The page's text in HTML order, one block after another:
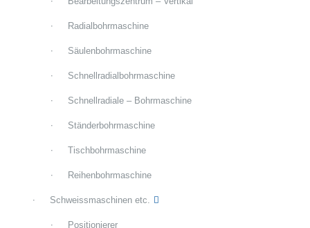
Radialbohrmaschine
Säulenbohrmaschine
Schnellradialbohrmaschine
Schnellradiale – Bohrmaschine
Ständerbohrmaschine
Tischbohrmaschine
Reihenbohrmaschine
Schweissmaschinen etc.
Positionierer